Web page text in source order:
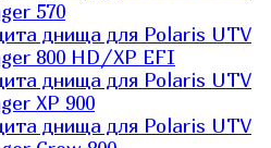
570
днища для Polaris UTV
800 HD/XP EFI
днища для Polaris UTV
XP 900
днища для Polaris UTV